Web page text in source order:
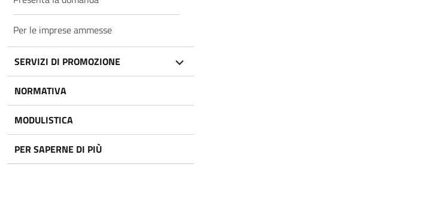
Per le imprese ammesse
SERVIZI DI PROMOZIONE
NORMATIVA
MODULISTICA
PER SAPERNE DI PIÙ